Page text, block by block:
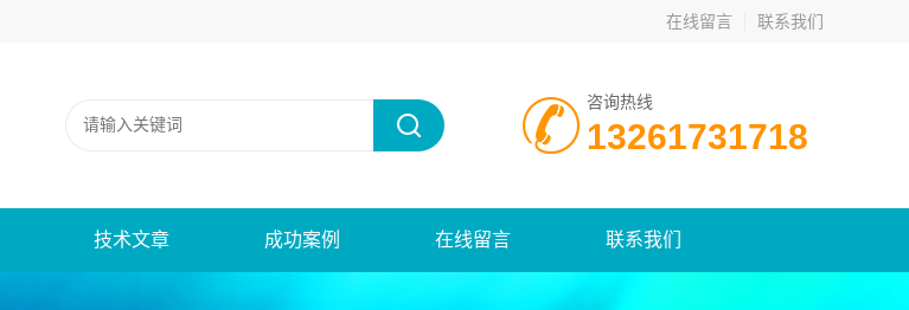
在线留言 联系我们
咨询热线
13261731718
技术文章 成功案例 在线留言 联系我们